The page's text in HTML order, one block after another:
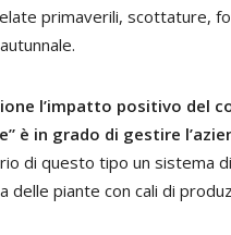
primaverili, scottature,
l’impatto positivo del
è in grado di gestire
di questo tipo un sistema
delle piante con cali di